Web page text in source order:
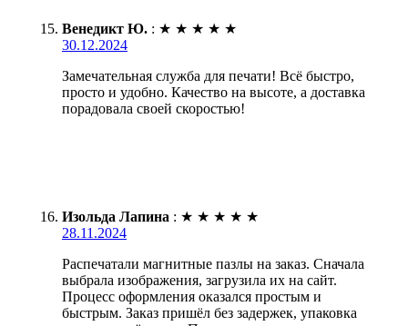
Венедикт Ю. : ★ ★ ★ ★ ★
30.12.2024
Замечательная служба для печати! Всё быстро,
просто и удобно. Качество на высоте, а доставка
порадовала своей скоростью!
Изольда Лапина : ★ ★ ★ ★ ★
28.11.2024
Распечатали магнитные пазлы на заказ. Сначала
выбрала изображения, загрузила их на сайт.
Процесс оформления оказался простым и
быстрым. Заказ пришёл без задержек, упаковка